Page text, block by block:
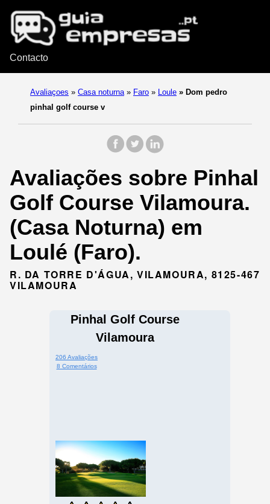
Contacto
Avaliaçoes » Casa noturna » Faro » Loule » Dom pedro
pinhal golf course v
Avaliações sobre Pinhal
Golf Course Vilamoura.
(Casa Noturna) em
Loulé (Faro).
R. DA TORRE D'ÁGUA, VILAMOURA, 8125-467
VILAMOURA
Pinhal Golf Course
Vilamoura
206 Avaliações
8 Comentários